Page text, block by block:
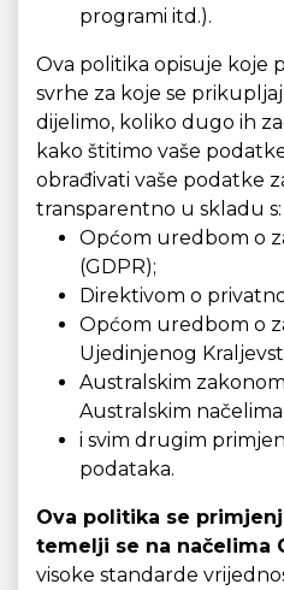
programi itd.).
Ova politika opisuje koje
svrhe za koje se
dijelimo, koliko dugo ih
kako štitimo vaše
obrađivati vaše podatke
transparentno u skladu s:
Općom uredbom o
(GDPR);
Direktivom o
Općom uredbom o
Ujedinjenog
Australskim
Australskim
i svim drugim
podataka.
Ova politika se
temelji se na načelima
visoke standarde